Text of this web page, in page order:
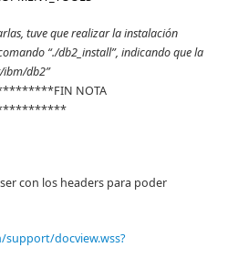
tuve que realizar la instalación
“./db2_install”, indicando que la
ibm/db2”
NOTA
con los headers para poder
docview.wss?